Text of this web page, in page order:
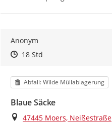
Anonym
Zeitpunkt des Erstellens
Zeitpunkt des Erstellens
18 StdZur Äußerung
Kategorie
Abfall: Wilde Müllablagerung
Blaue Säcke
Ort
47445 Moers, Neißestraße